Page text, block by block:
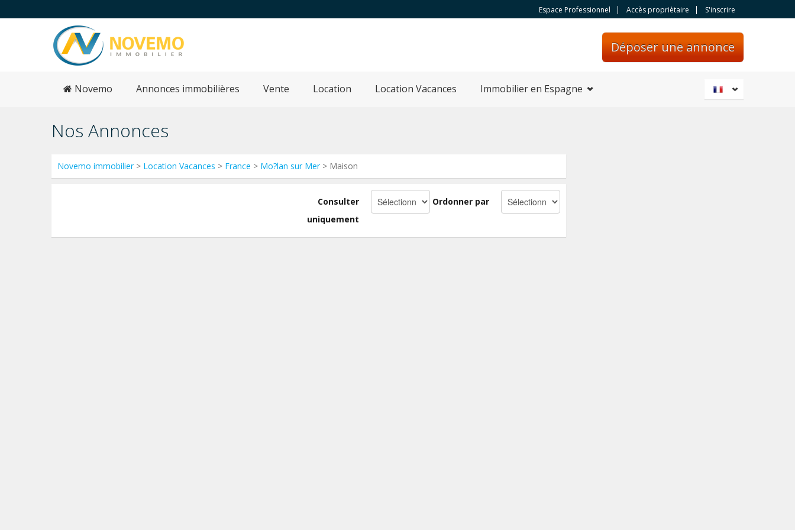
Espace Professionnel Accès propriètaire S'inscrire
Déposer une annonce
Novemo Annonces immobilières Vente Location Location Vacances Immobilier en Espagne
Nos Annonces
Novemo immobilier> Location Vacances > France > Mo?lan sur Mer> Maison
Ordonner par
Consulter
uniquement